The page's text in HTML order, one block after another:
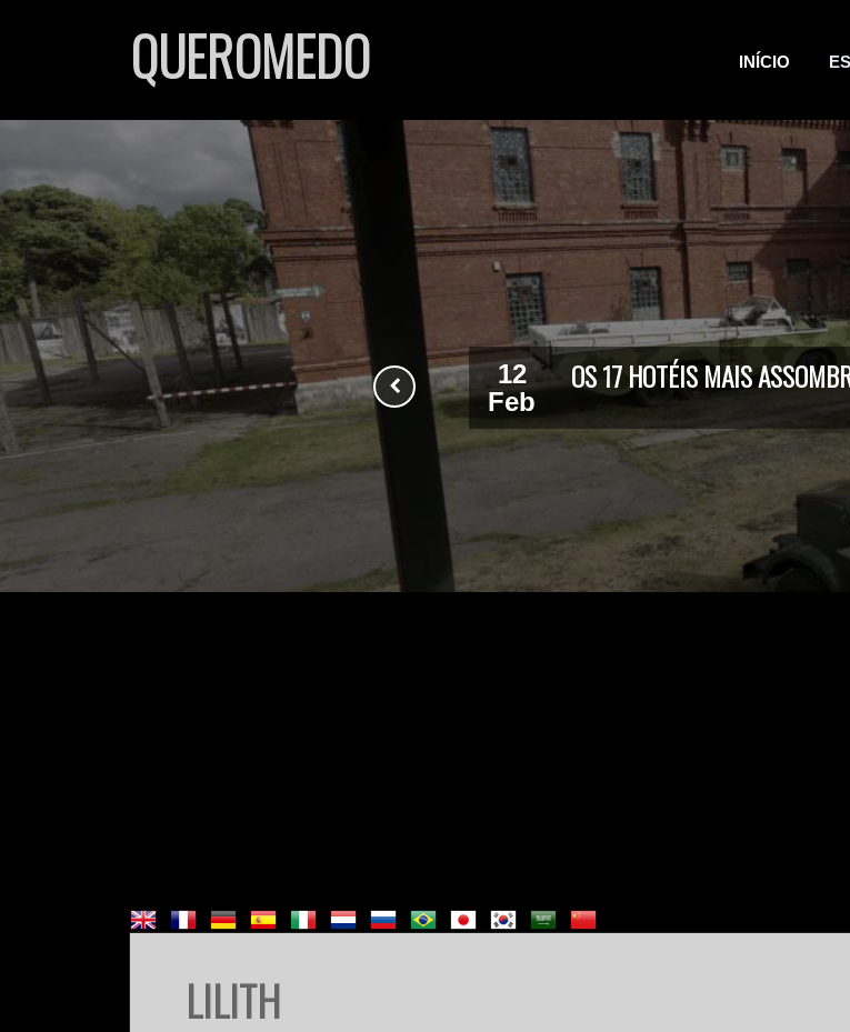
QUEROMEDO INÍCIO
12
Feb
OS 17 HOTÉIS MAIS
LILITH